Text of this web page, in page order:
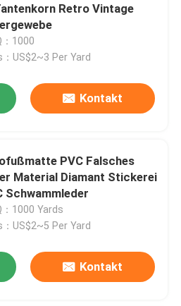
Retro Vintage
：1000
：US$2~3 Per Yard
Kontakt
PVC Falsches
Material Diamant Stickerei
Schwammleder
：1000 Yards
：US$2~5 Per Yard
Kontakt